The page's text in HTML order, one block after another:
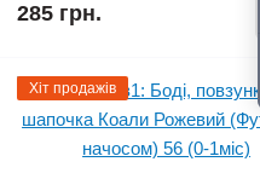
285 грн.
Хіт продажів